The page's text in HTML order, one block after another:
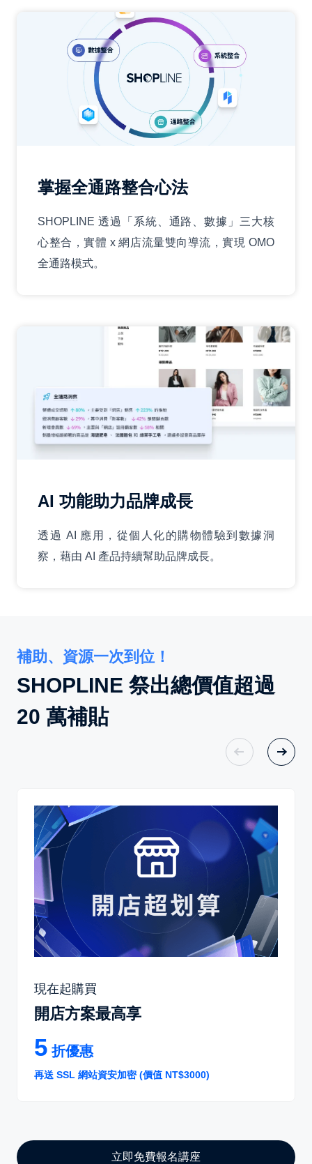
掌握全通路整合心法
SHOPLINE 透過「系統、通路、數據」三大核
心整合，實體 x 網店流量雙向導流，實現 OMO
全通路模式。
AI 功能助力品牌成長
透過 AI 應用，從個人化的購物體驗到數據洞
察，藉由 AI 產品持續幫助品牌成長。
補助、資源一次到位！
SHOPLINE 祭出總價值超過
20 萬補貼
現在起購買
開店方案最高享
5 折優惠
再送 SSL 網站資安加密 (價值 NT$3000)
立即免費報名講座